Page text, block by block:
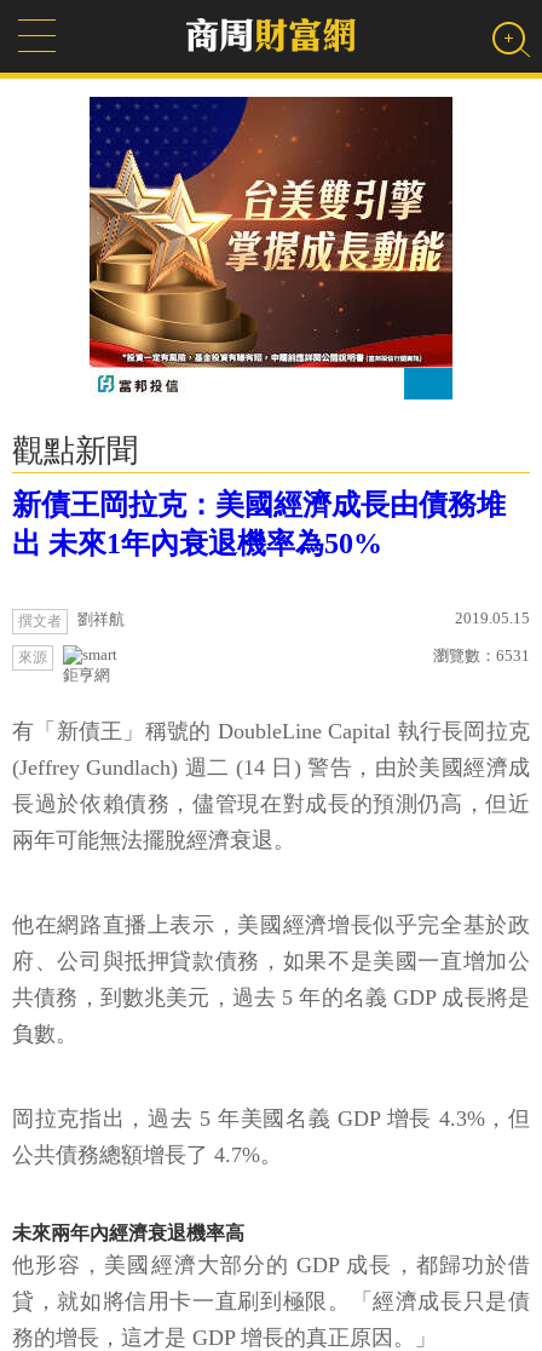
觀點新聞
新債王岡拉克：美國經濟成長由債務堆
出 未來1年內衰退機率為50%
撰文者 劉祥航 2019.05.15
來源
鉅亨網
瀏覽數： 6531
有「新債王」稱號的 DoubleLine Capital 執行長岡拉克
(Jeffrey Gundlach) 週二 (14 日) 警告，由於美國經濟成
長過於依賴債務，儘管現在對成長的預測仍高，但近
兩年可能無法擺脫經濟衰退。
他在網路直播上表示，美國經濟增長似乎完全基於政
府、公司與抵押貸款債務，如果不是美國一直增加公
共債務，到數兆美元，過去 5 年的名義 GDP 成長將是
負數。
岡拉克指出，過去 5 年美國名義 GDP 增長 4.3%，但
公共債務總額增長了 4.7%。
未來兩年內經濟衰退機率高
他形容，美國經濟大部分的 GDP 成長，都歸功於借
貸，就如將信用卡一直刷到極限。「經濟成長只是債
務的增長，這才是 GDP 增長的真正原因。」